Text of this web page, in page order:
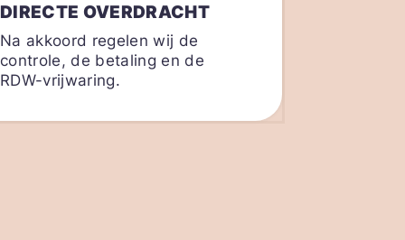
DIRECTE OVERDRACHT
Na akkoord regelen wij de
controle, de betaling en de
RDW-vrijwaring.